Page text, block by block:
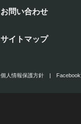
お問い合わせ
サイトマップ
個人情報保護方針 |